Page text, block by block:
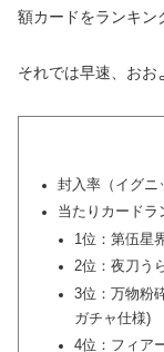
額カードをランキン
それでは早速、おお
封入率（イグニ
当たりカードラ
1位：第伍星
2位：夜刀う
3位：万物粉
ガチャ仕様)
4位：フィア